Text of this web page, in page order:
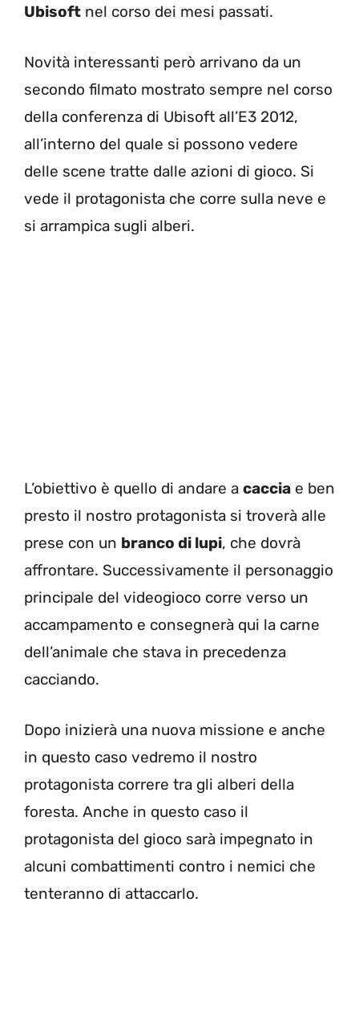
Ubisoft nel corso dei mesi passati.
Novità interessanti però arrivano da un
secondo filmato mostrato sempre nel corso
della conferenza di Ubisoft all’E3 2012,
all’interno del quale si possono vedere
delle scene tratte dalle azioni di gioco. Si
vede il protagonista che corre sulla neve e
si arrampica sugli alberi.
L’obiettivo è quello di andare a caccia e ben
presto il nostro protagonista si troverà alle
prese con un branco di lupi, che dovrà
affrontare. Successivamente il personaggio
principale del videogioco corre verso un
accampamento e consegnerà qui la carne
dell’animale che stava in precedenza
cacciando.
Dopo inizierà una nuova missione e anche
in questo caso vedremo il nostro
protagonista correre tra gli alberi della
foresta. Anche in questo caso il
protagonista del gioco sarà impegnato in
alcuni combattimenti contro i nemici che
tenteranno di attaccarlo.